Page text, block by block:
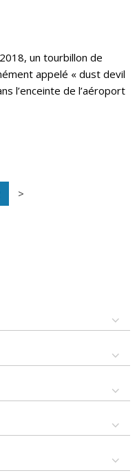
un tourbillon de
appelé « dust devil
l’enceinte de l’aéroport